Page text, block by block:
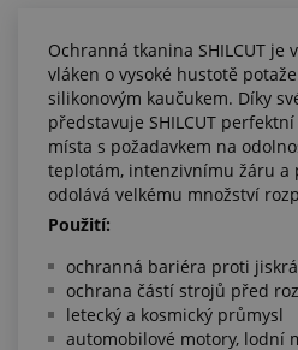
Ochranná tkanina SHILCUT je
vláken o vysoké hustotě
silikonovým kaučukem. Díky
představuje SHILCUT
místa s požadavkem na
teplotám, intenzivnímu žáru a
odolává velkému množství
Použití:
ochranná bariéra proti
ochrana částí strojů před
letecký a kosmický průmysl
automobilové motory, lodní